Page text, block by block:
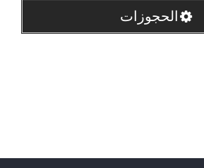
الحجوزات